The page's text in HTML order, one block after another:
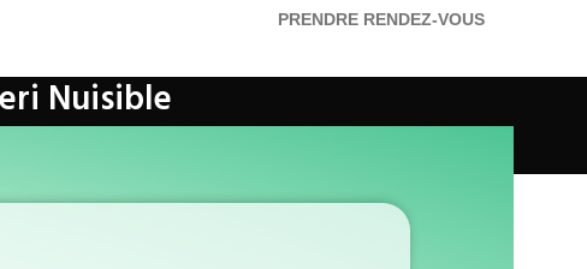
PRENDRE RENDEZ-VOUS
Nuisible